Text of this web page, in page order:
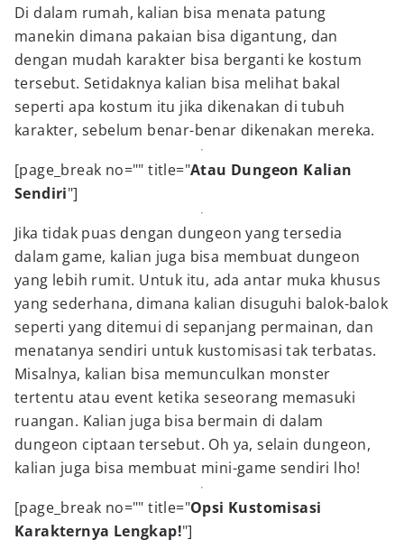
Di dalam rumah, kalian bisa menata patung
manekin dimana pakaian bisa digantung, dan
dengan mudah karakter bisa berganti ke kostum
tersebut. Setidaknya kalian bisa melihat bakal
seperti apa kostum itu jika dikenakan di tubuh
karakter, sebelum benar-benar dikenakan mereka.
[page_break no="" title="Atau Dungeon Kalian
Sendiri"]
Jika tidak puas dengan dungeon yang tersedia
dalam game, kalian juga bisa membuat dungeon
yang lebih rumit. Untuk itu, ada antar muka khusus
yang sederhana, dimana kalian disuguhi balok-balok
seperti yang ditemui di sepanjang permainan, dan
menatanya sendiri untuk kustomisasi tak terbatas.
Misalnya, kalian bisa memunculkan monster
tertentu atau event ketika seseorang memasuki
ruangan. Kalian juga bisa bermain di dalam
dungeon ciptaan tersebut. Oh ya, selain dungeon,
kalian juga bisa membuat mini-game sendiri lho!
[page_break no="" title="Opsi Kustomisasi
Karakternya Lengkap!"]